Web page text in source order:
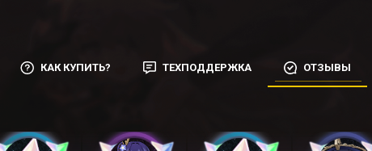
КАК КУПИТЬ? ТЕХПОДДЕРЖКА ОТЗЫВЫ